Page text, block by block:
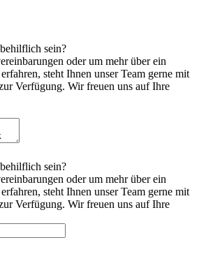
sein?
oder um mehr über ein
steht Ihnen unser Team gerne mit
Verfügung. Wir freuen uns auf Ihre
sein?
oder um mehr über ein
steht Ihnen unser Team gerne mit
Verfügung. Wir freuen uns auf Ihre